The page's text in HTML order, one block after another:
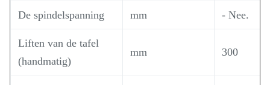
De spindelspanning mm - Nee.
Liften van de tafel
(handmatig)
mm 300